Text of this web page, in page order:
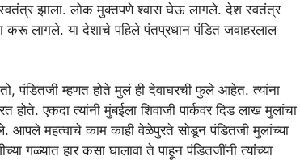
झाला. लोक मुक्तपणे श्वास घेऊ लागले. देश स्वतंत्र
करू लागले. या देशाचे पहिले पंतप्रधान पंडित जवाहरलाल
पंडितजी म्हणत होते मुलं ही देवाघरची फुले आहेत. त्यांना
एकदा त्यांनी मुंबईला शिवाजी पार्कवर दिड लाख मुलांचा
आपले महत्वाचे काम काही वेळेपुरते सोडून पंडितजी मुलांच्या
गळ्यात हार कसा घालावा ते पाहून पंडितजींनी त्यांच्या